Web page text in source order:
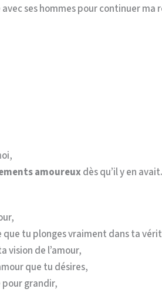
ses hommes pour continuer ma
amoureuxdès qu’il y en avait.
que tu plonges vraiment dans ta
vision de l’amour,
que tu désires,
pour grandir,